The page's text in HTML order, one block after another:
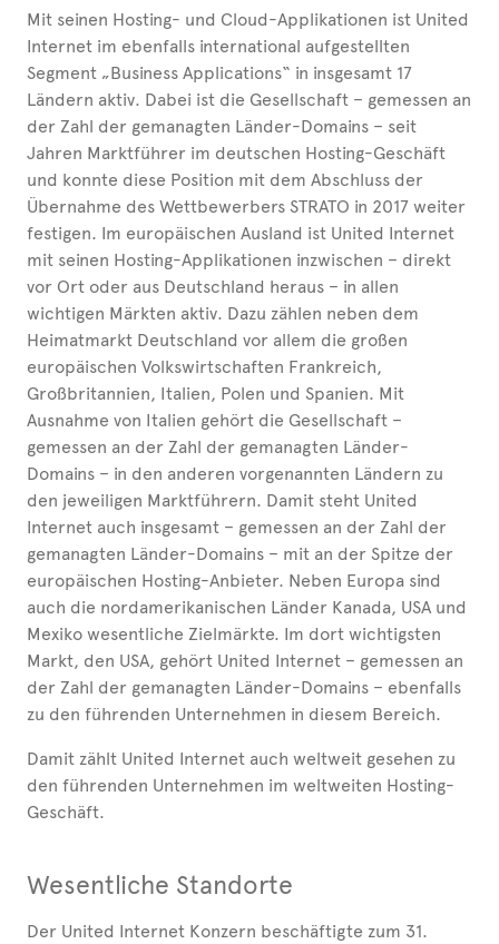
Mit seinen Hosting- und Cloud-Applikationen ist United
Internet im ebenfalls international aufgestellten
Segment „Business Applications“ in insgesamt 17
Ländern aktiv. Dabei ist die Gesellschaft – gemessen an
der Zahl der gemanagten Länder-Domains – seit
Jahren Marktführer im deutschen Hosting-Geschäft
und konnte diese Position mit dem Abschluss der
Übernahme des Wettbewerbers STRATO in 2017 weiter
festigen. Im europäischen Ausland ist United Internet
mit seinen Hosting-Applikationen inzwischen – direkt
vor Ort oder aus Deutschland heraus – in allen
wichtigen Märkten aktiv. Dazu zählen neben dem
Heimatmarkt Deutschland vor allem die großen
europäischen Volkswirtschaften Frankreich,
Großbritannien, Italien, Polen und Spanien. Mit
Ausnahme von Italien gehört die Gesellschaft –
gemessen an der Zahl der gemanagten Länder-
Domains – in den anderen vorgenannten Ländern zu
den jeweiligen Marktführern. Damit steht United
Internet auch insgesamt – gemessen an der Zahl der
gemanagten Länder-Domains – mit an der Spitze der
europäischen Hosting-Anbieter. Neben Europa sind
auch die nordamerikanischen Länder Kanada, USA und
Mexiko wesentliche Zielmärkte. Im dort wichtigsten
Markt, den USA, gehört United Internet – gemessen an
der Zahl der gemanagten Länder-Domains – ebenfalls
zu den führenden Unternehmen in diesem Bereich.
Damit zählt United Internet auch weltweit gesehen zu
den führenden Unternehmen im weltweiten Hosting-
Geschäft.
Wesentliche Standorte
Der United Internet Konzern beschäftigte zum 31.